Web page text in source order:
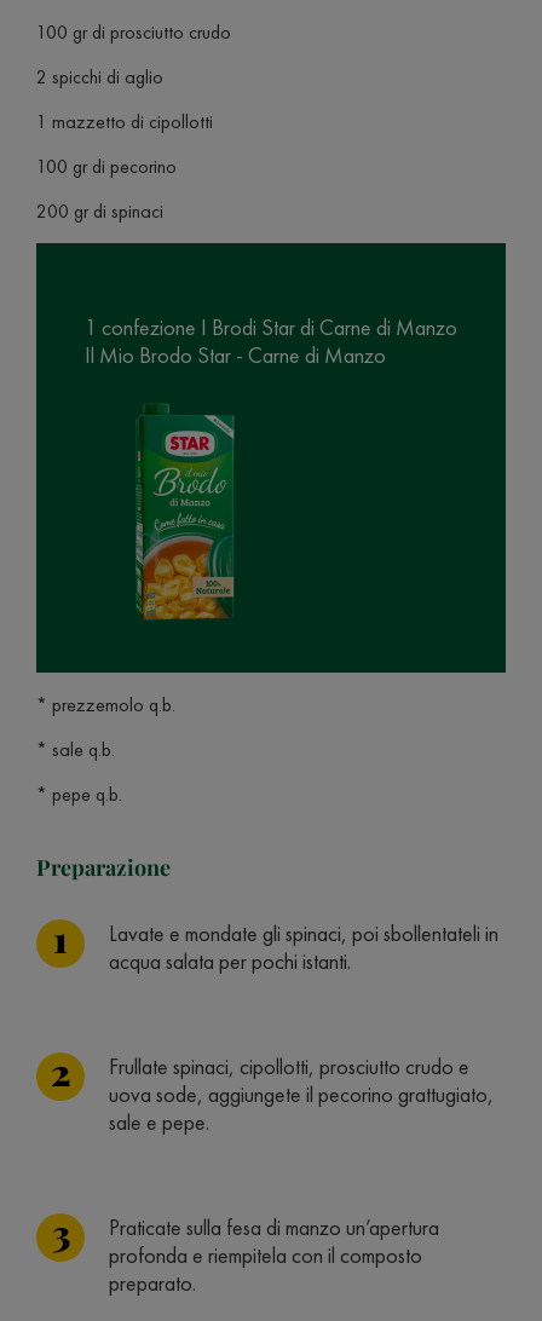
100 gr di prosciutto crudo
2 spicchi di aglio
1 mazzetto di cipollotti
100 gr di pecorino
200 gr di spinaci
1 confezione I Brodi Star di Carne di Manzo
Il Mio Brodo Star - Carne di Manzo
* prezzemolo q.b.
* sale q.b.
* pepe q.b.
Preparazione
Lavate e mondate gli spinaci, poi sbollentateli in
acqua salata per pochi istanti.
Frullate spinaci, cipollotti, prosciutto crudo e
uova sode, aggiungete il pecorino grattugiato,
sale e pepe.
Praticate sulla fesa di manzo un’apertura
profonda e riempitela con il composto
preparato.